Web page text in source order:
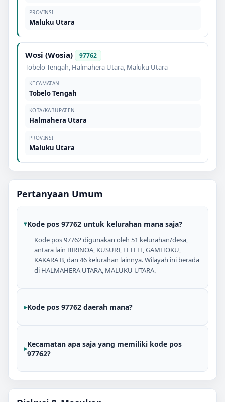
PROVINSI
Maluku Utara
Wosi (Wosia) 97762
Tobelo Tengah, Halmahera Utara, Maluku Utara
KECAMATAN
Tobelo Tengah
KOTA/KABUPATEN
Halmahera Utara
PROVINSI
Maluku Utara
Pertanyaan Umum
Kode pos 97762 untuk kelurahan mana saja?
Kode pos 97762 digunakan oleh 51 kelurahan/desa,
antara lain BIRINOA, KUSURI, EFI EFI, GAMHOKU,
KAKARA B, dan 46 kelurahan lainnya. Wilayah ini berada
di HALMAHERA UTARA, MALUKU UTARA.
Kode pos 97762 daerah mana?
Kecamatan apa saja yang memiliki kode pos
97762?